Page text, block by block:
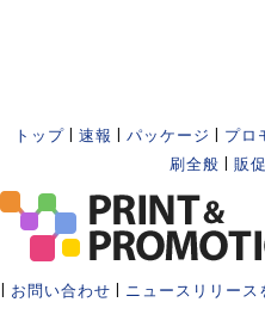
トップ 速報 パッケージ プロ
刷全般
販
お問い合わせ ニュースリリー